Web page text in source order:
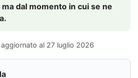
dal momento in cui se ne
al 27 luglio 2026